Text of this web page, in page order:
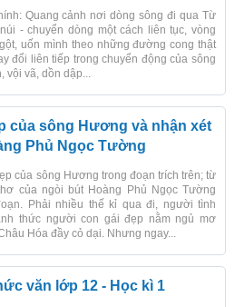
Quang cảnh nơi dòng sông đi qua Từ
- chuyển dòng một cách liên tục, vòng
uốn mình theo những đường cong thật
đổi liên tiếp trong chuyển động của sông
vội vã, dồn dập...
của sông Hương và nhận xét
Phủ Ngọc Tường
của sông Hương trong đoạn trích trên; từ
của ngòi bút Hoàng Phủ Ngọc Tường
Phải nhiều thế kỉ qua đi, người tình
thức người con gái đẹp nằm ngủ mơ
Hóa đầy cỏ dại. Nhưng ngay...
văn lớp 12 - Học kì 1